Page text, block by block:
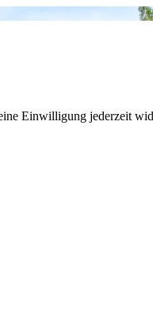
Einwilligung jederzeit